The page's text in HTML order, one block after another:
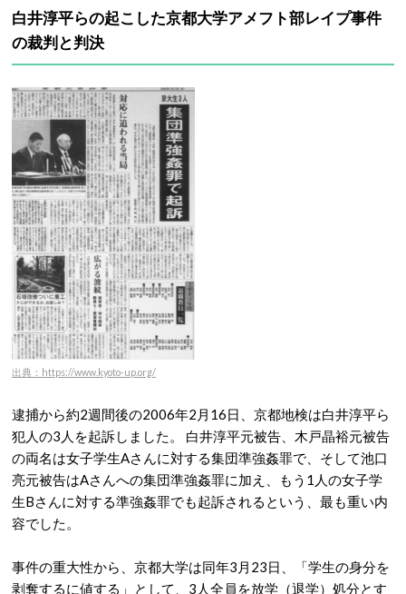
白井淳平らの起こした京都大学アメフト部レイプ事件
の裁判と判決
出典：https://www.kyoto-up.org/
逮捕から約2週間後の2006年2月16日、京都地検は白井淳平ら
犯人の3人を起訴しました。
白井淳平元被告、木戸晶裕元被告
の両名は女子学生Aさんに対する集団準強姦罪で、そして池口
亮元被告はAさんへの集団準強姦罪に加え、もう1人の女子学
生Bさんに対する準強姦罪でも起訴されるという、最も重い内
容でした。
事件の重大性から、京都大学は同年3月23日、「学生の身分を
剥奪するに値する」として、3人全員を放学（退学）処分とす